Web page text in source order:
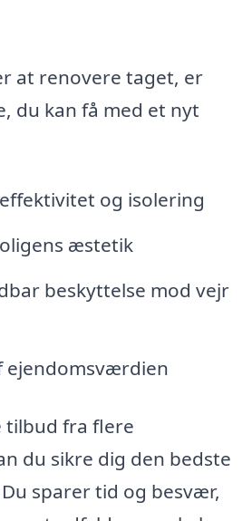
at renovere taget, er
du kan få med et nyt
og isolering
æstetik
beskyttelse mod vejr
ejendomsværdien
tilbud fra flere
du sikre dig den bedste
sparer tid og besvær,